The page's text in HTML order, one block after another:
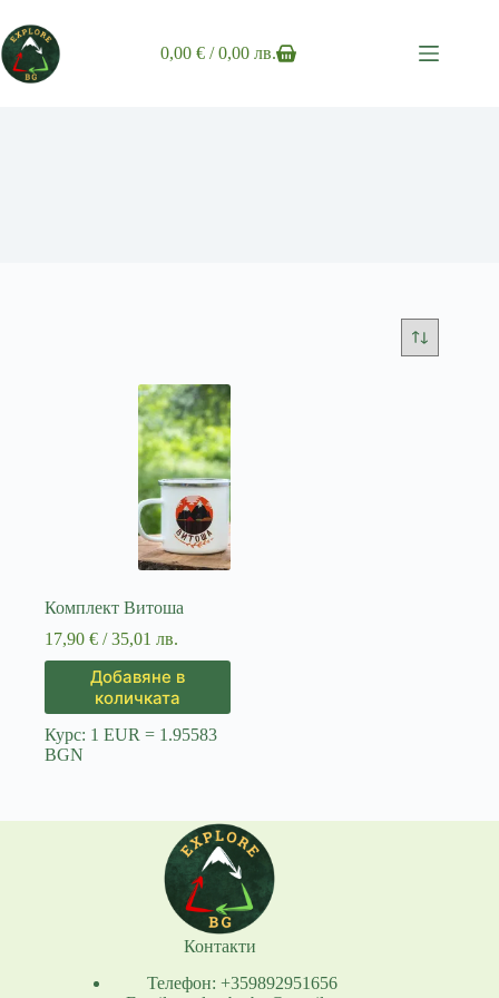
to
content
Shopping
0,00€ / 0,00 лв.
Комплект Витоша
17,90 € / 35,01 лв.
Добавяне в
количката
Курс: 1 EUR = 1.95583
BGN
Контакти
Телефон: +359892951656